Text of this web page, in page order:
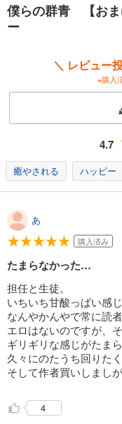
僕らの群青 【おま
ー
＼ レビュー
※購入
4.7
癒やされる ハッピー
あ
購入済み
たまらなかった…
担任と生徒。
いちいち甘酸っぱい感
なんやかんやで常に読
エロはないのですが、
ギリギリな感じがたまら
久々にのたうち回りた
そして作者買いしまし
4